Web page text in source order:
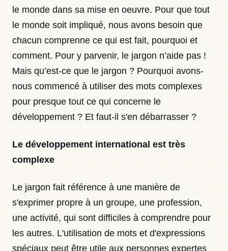
le monde dans sa mise en oeuvre. Pour que tout
le monde soit impliqué, nous avons besoin que
chacun comprenne ce qui est fait, pourquoi et
comment. Pour y parvenir, le jargon n’aide pas !
Mais qu’est-ce que le jargon ? Pourquoi avons-
nous commencé à utiliser des mots complexes
pour presque tout ce qui concerne le
développement ? Et faut-il s'en débarrasser ?
Le développement international est très
complexe
Le jargon fait référence à une manière de
s'exprimer propre à un groupe, une profession,
une activité, qui sont difficiles à comprendre pour
les autres. L'utilisation de mots et d'expressions
spéciaux peut être utile aux personnes expertes